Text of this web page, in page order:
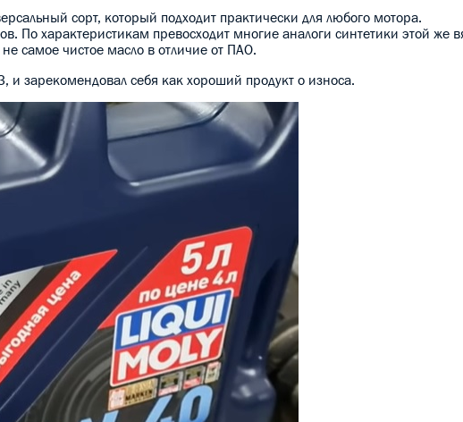
сорт, который подходит практически для любого мотора.
По характеристикам превосходит многие аналоги синтетики этой же
самое чистое масло в отличие от ПАО.
и зарекомендовал себя как хороший продукт о износа.